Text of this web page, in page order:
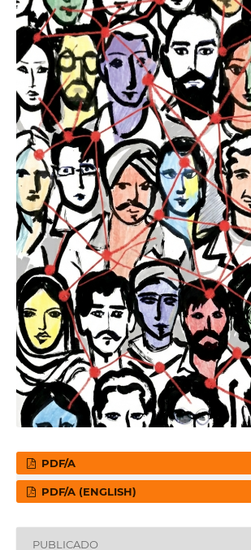
PDF/A
PDF/A (ENGLISH)
PUBLICADO